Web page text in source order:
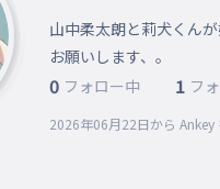
山中柔太朗と莉犬くんが
お願いします、。
0 フォロー中 1 フ
2026年06月22日から